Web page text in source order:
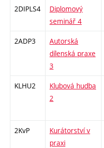
2DIPLS4
Diplomový
seminář 4
2ADP3
Autorská
dílenská praxe
3
KLHU2
Klubová hudba
2
2KvP
Kurátorství v
praxi